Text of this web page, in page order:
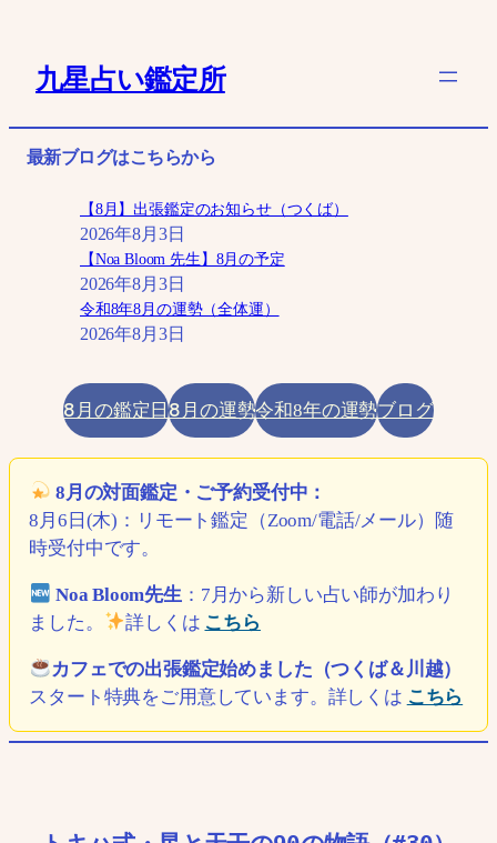
キ
九星占い鑑定所
最新ブログはこちらから
【8月】出張鑑定のお知らせ（つくば）
2026年8月3日
【Noa Bloom 先生】8月の予定
2026年8月3日
令和8年8月の運勢（全体運）
2026年8月3日
8月の鑑定日8月の運勢令和8年の運勢ブログ
8月の対面鑑定・ご予約受付中：
8月6日(木)：リモート鑑定（Zoom/電話/メール）随
時受付中です。
Noa Bloom先生：7月から新しい占い師が加わり
ました。
詳しくは こちら
カフェでの出張鑑定始めました（つくば＆川越）
スタート特典をご用意しています。詳しくは こちら